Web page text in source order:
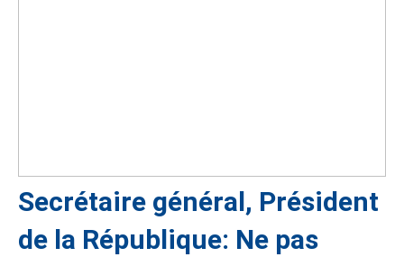
Secrétaire général, Président
de la République: Ne pas